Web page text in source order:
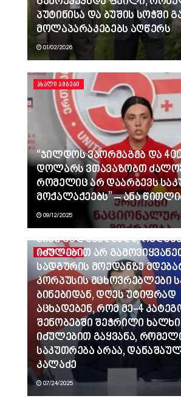
პუტინისა და ბუშის სოჭში
მოლაპარაკებებს აღწერს
01/02/2026
ᲐᲮᲐᲚᲘ ᲐᲛᲑᲔᲑᲘ
“ჯილდოს ვაორმაგებ და
დოლარს ვთავაზობთ
რომელიც არ დაარბევს
მოქალაქეებს” – ანა
09/12/2025
ᲐᲮᲐᲚᲘ ᲐᲛᲑᲔᲑᲘ
ვინც გვლანძღავდა,
იძულებით არ
სადგურის მოედანზე
კორპუსის მცხოვრებლები
ბინებიდან, დღეს უტიფრად
აცხადებენ, რომ მე-4
შენობებში შეჭრილი
იძულებით გაყვანა,
საკუთრება არაა,
კალაძე
07/24/2025